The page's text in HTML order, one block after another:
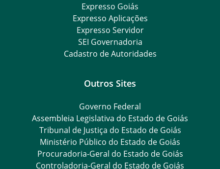
Expresso Goiás
Expresso Aplicações
Expresso Servidor
SEI Governadoria
Cadastro de Autoridades
Outros Sites
Governo Federal
Assembleia Legislativa do Estado de Goiás
Tribunal de Justiça do Estado de Goiás
Ministério Público do Estado de Goiás
Procuradoria-Geral do Estado de Goiás
Controladoria-Geral do Estado de Goiás